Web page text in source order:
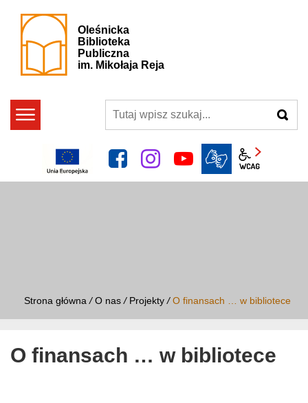
Oleśnicka
Biblioteka
Publiczna
im. Mikołaja Reja
szukaj
facebookinstagramYouTube
Strona główna / O nas / Projekty / O finansach … w bibliotece
O finansach … w bibliotece